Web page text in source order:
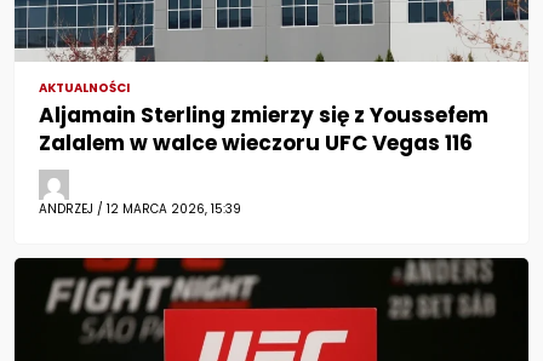
AKTUALNOŚCI
Aljamain Sterling zmierzy się z Youssefem
Zalalem w walce wieczoru UFC Vegas 116
ANDRZEJ / 12 MARCA 2026, 15:39